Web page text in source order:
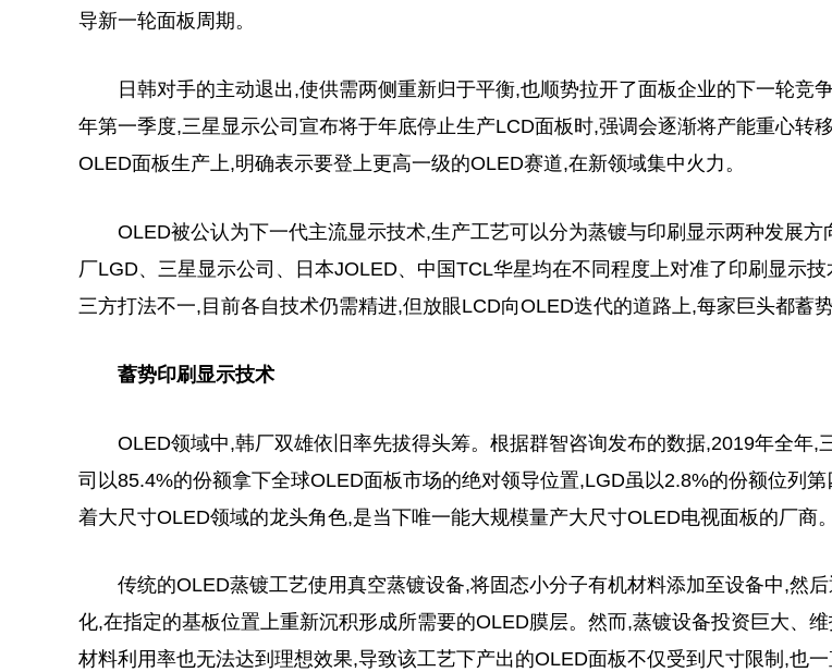
导新一轮面板周期。
日韩对手的主动退出,使供需两侧重新归于平衡,也顺势拉开了面板企业的下一轮竞
年第一季度,三星显示公司宣布将于年底停止生产LCD面板时,强调会逐渐将产能重心转
OLED面板生产上,明确表示要登上更高一级的OLED赛道,在新领域集中火力。
OLED被公认为下一代主流显示技术,生产工艺可以分为蒸镀与印刷显示两种发展方
厂LGD、三星显示公司、日本JOLED、中国TCL华星均在不同程度上对准了印刷显示技
三方打法不一,目前各自技术仍需精进,但放眼LCD向OLED迭代的道路上,每家巨头都蓄势
蓄势印刷显示技术
OLED领域中,韩厂双雄依旧率先拔得头筹。根据群智咨询发布的数据,2019年全年,
司以85.4%的份额拿下全球OLED面板市场的绝对领导位置,LGD虽以2.8%的份额位列第
着大尺寸OLED领域的龙头角色,是当下唯一能大规模量产大尺寸OLED电视面板的厂商。
传统的OLED蒸镀工艺使用真空蒸镀设备,将固态小分子有机材料添加至设备中,然
化,在指定的基板位置上重新沉积形成所需要的OLED膜层。然而,蒸镀设备投资巨大、维
材料利用率也无法达到理想效果,导致该工艺下产出的OLED面板不仅受到尺寸限制,也